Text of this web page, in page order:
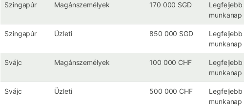
Szingapúr Magánszemélyek 170 000 SGD
Legfeljebb
munkanap
Szingapúr Üzleti 850 000 SGD
Legfeljebb
munkanap
Svájc Magánszemélyek 100 000 CHF
munkanap
Svájc Üzleti 500 000 CHF
munkanap